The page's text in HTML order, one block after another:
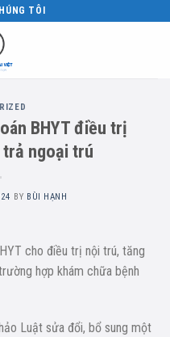
TÔI
BHYT điều trị
ngoại trú
BY BÙI HẠNH
cho điều trị nội trú, tăng
hợp khám chữa bệnh
Luật sửa đổi, bổ sung một